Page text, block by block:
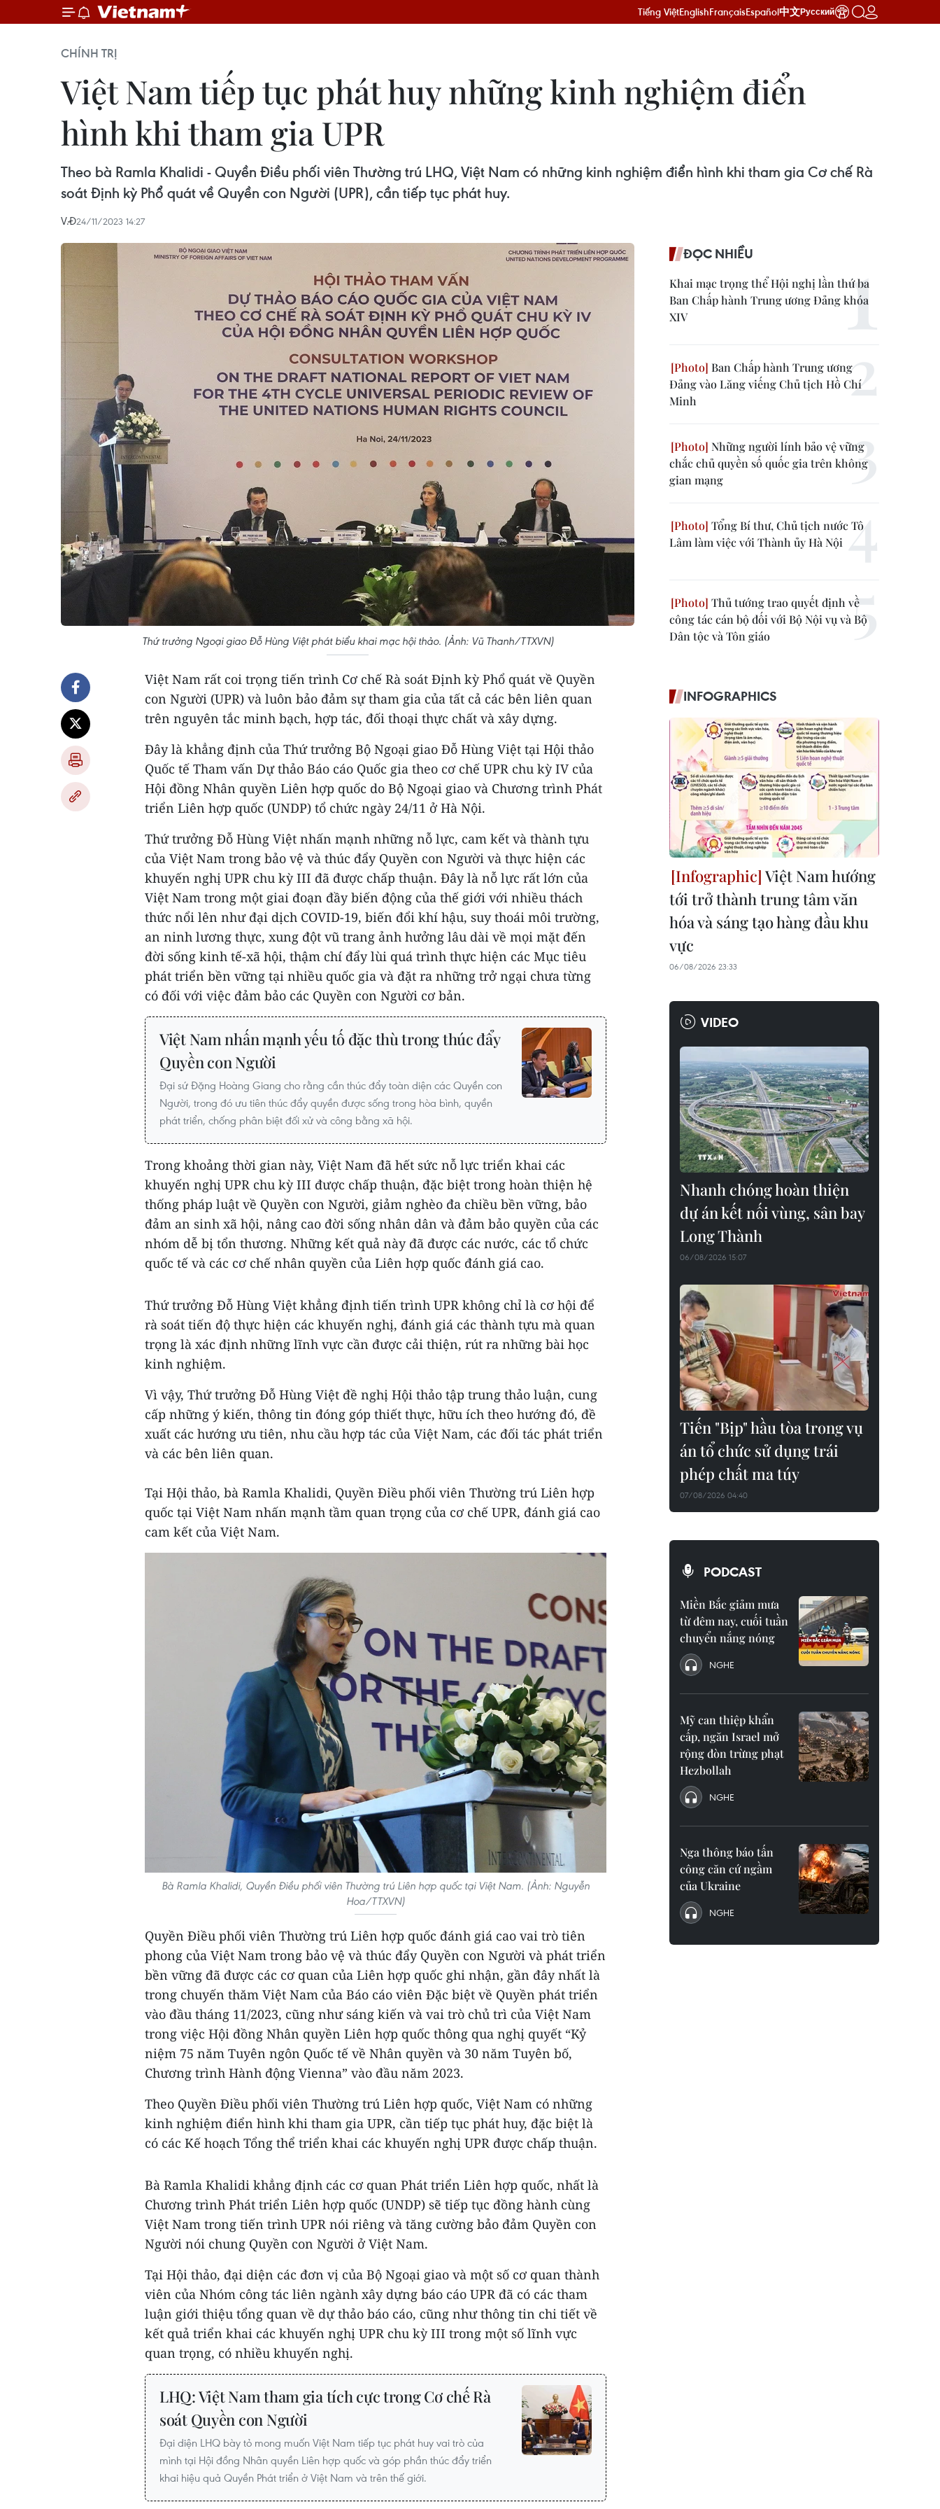
Tiếng ViệtEnglishFrançaisEspañol中文Русский
CHÍNH TRỊ
Việt Nam tiếp tục phát huy những kinh nghiệm điển
hình khi tham gia UPR
Theo bà Ramla Khalidi - Quyền Điều phối viên Thường trú LHQ, Việt Nam có những kinh nghiệm điển hình khi tham gia Cơ chế Rà
soát Định kỳ Phổ quát về Quyền con Người (UPR), cần tiếp tục phát huy.
V.Đ24/11/2023 14:27
Thứ trưởng Ngoại giao Đỗ Hùng Việt phát biểu khai mạc hội thảo. (Ảnh: Vũ Thanh/TTXVN)
Việt Nam rất coi trọng tiến trình Cơ chế Rà soát Định kỳ Phổ quát về Quyền
con Người (UPR) và luôn bảo đảm sự tham gia của tất cả các bên liên quan
trên nguyên tắc minh bạch, hợp tác, đối thoại thực chất và xây dựng.
Đây là khẳng định của Thứ trưởng Bộ Ngoại giao Đỗ Hùng Việt tại Hội thảo
Quốc tế Tham vấn Dự thảo Báo cáo Quốc gia theo cơ chế UPR chu kỳ IV của
Hội đồng Nhân quyền Liên hợp quốc do Bộ Ngoại giao và Chương trình Phát
triển Liên hợp quốc (UNDP) tổ chức ngày 24/11 ở Hà Nội.
Thứ trưởng Đỗ Hùng Việt nhấn mạnh những nỗ lực, cam kết và thành tựu
của Việt Nam trong bảo vệ và thúc đẩy Quyền con Người và thực hiện các
khuyến nghị UPR chu kỳ III đã được chấp thuận. Đây là nỗ lực rất lớn của
Việt Nam trong một giai đoạn đầy biến động của thế giới với nhiều thách
thức nổi lên như đại dịch COVID-19, biến đổi khí hậu, suy thoái môi trường,
an ninh lương thực, xung đột vũ trang ảnh hưởng lâu dài về mọi mặt đến
đời sống kinh tế-xã hội, thậm chí đẩy lùi quá trình thực hiện các Mục tiêu
phát triển bền vững tại nhiều quốc gia và đặt ra những trở ngại chưa từng
có đối với việc đảm bảo các Quyền con Người cơ bản.
Việt Nam nhấn mạnh yếu tố đặc thù trong thúc đẩy
Quyền con Người
Đại sứ Đặng Hoàng Giang cho rằng cần thúc đẩy toàn diện các Quyền con
Người, trong đó ưu tiên thúc đẩy quyền được sống trong hòa bình, quyền
phát triển, chống phân biệt đối xử và công bằng xã hội.
Trong khoảng thời gian này, Việt Nam đã hết sức nỗ lực triển khai các
khuyến nghị UPR chu kỳ III được chấp thuận, đặc biệt trong hoàn thiện hệ
thống pháp luật về Quyền con Người, giảm nghèo đa chiều bền vững, bảo
đảm an sinh xã hội, nâng cao đời sống nhân dân và đảm bảo quyền của các
nhóm dễ bị tổn thương. Những kết quả này đã được các nước, các tổ chức
quốc tế và các cơ chế nhân quyền của Liên hợp quốc đánh giá cao.
Thứ trưởng Đỗ Hùng Việt khẳng định tiến trình UPR không chỉ là cơ hội để
rà soát tiến độ thực hiện các khuyến nghị, đánh giá các thành tựu mà quan
trọng là xác định những lĩnh vực cần được cải thiện, rút ra những bài học
kinh nghiệm.
Vì vậy, Thứ trưởng Đỗ Hùng Việt đề nghị Hội thảo tập trung thảo luận, cung
cấp những ý kiến, thông tin đóng góp thiết thực, hữu ích theo hướng đó, đề
xuất các hướng ưu tiên, nhu cầu hợp tác của Việt Nam, các đối tác phát triển
và các bên liên quan.
Tại Hội thảo, bà Ramla Khalidi, Quyền Điều phối viên Thường trú Liên hợp
quốc tại Việt Nam nhấn mạnh tầm quan trọng của cơ chế UPR, đánh giá cao
cam kết của Việt Nam.
Bà Ramla Khalidi, Quyền Điều phối viên Thường trú Liên hợp quốc tại Việt Nam. (Ảnh: Nguyễn
Hoa/TTXVN)
Quyền Điều phối viên Thường trú Liên hợp quốc đánh giá cao vai trò tiên
phong của Việt Nam trong bảo vệ và thúc đẩy Quyền con Người và phát triển
bền vững đã được các cơ quan của Liên hợp quốc ghi nhận, gần đây nhất là
trong chuyến thăm Việt Nam của Báo cáo viên Đặc biệt về Quyền phát triển
vào đầu tháng 11/2023, cũng như sáng kiến và vai trò chủ trì của Việt Nam
trong việc Hội đồng Nhân quyền Liên hợp quốc thông qua nghị quyết “Kỷ
niệm 75 năm Tuyên ngôn Quốc tế về Nhân quyền và 30 năm Tuyên bố,
Chương trình Hành động Vienna” vào đầu năm 2023.
Theo Quyền Điều phối viên Thường trú Liên hợp quốc, Việt Nam có những
kinh nghiệm điển hình khi tham gia UPR, cần tiếp tục phát huy, đặc biệt là
có các Kế hoạch Tổng thể triển khai các khuyến nghị UPR được chấp thuận.
Bà Ramla Khalidi khẳng định các cơ quan Phát triển Liên hợp quốc, nhất là
Chương trình Phát triển Liên hợp quốc (UNDP) sẽ tiếp tục đồng hành cùng
Việt Nam trong tiến trình UPR nói riêng và tăng cường bảo đảm Quyền con
Người nói chung Quyền con Người ở Việt Nam.
Tại Hội thảo, đại diện các đơn vị của Bộ Ngoại giao và một số cơ quan thành
viên của Nhóm công tác liên ngành xây dựng báo cáo UPR đã có các tham
luận giới thiệu tổng quan về dự thảo báo cáo, cũng như thông tin chi tiết về
kết quả triển khai các khuyến nghị UPR chu kỳ III trong một số lĩnh vực
quan trọng, có nhiều khuyến nghị.
LHQ: Việt Nam tham gia tích cực trong Cơ chế Rà
soát Quyền con Người
Đại diện LHQ bày tỏ mong muốn Việt Nam tiếp tục phát huy vai trò của
mình tại Hội đồng Nhân quyền Liên hợp quốc và góp phần thúc đẩy triển
khai hiệu quả Quyền Phát triển ở Việt Nam và trên thế giới.
ĐỌC NHIỀU
Khai mạc trọng thể Hội nghị lần thứ ba
Ban Chấp hành Trung ương Đảng khóa
XIV
Ban Chấp hành Trung ương
Đảng vào Lăng viếng Chủ tịch Hồ Chí
Minh
Những người lính bảo vệ vững
chắc chủ quyền số quốc gia trên không
gian mạng
Tổng Bí thư, Chủ tịch nước Tô
Lâm làm việc với Thành ủy Hà Nội
Thủ tướng trao quyết định về
công tác cán bộ đối với Bộ Nội vụ và Bộ
Dân tộc và Tôn giáo
INFOGRAPHICS
Việt Nam hướng
tới trở thành trung tâm văn
hóa và sáng tạo hàng đầu khu
vực
06/08/2026 23:33
VIDEO
Nhanh chóng hoàn thiện
dự án kết nối vùng, sân bay
Long Thành
06/08/2026 15:07
Tiến "Bịp" hầu tòa trong vụ
án tổ chức sử dụng trái
phép chất ma túy
07/08/2026 04:40
PODCAST
Miền Bắc giảm mưa
từ đêm nay, cuối tuần
chuyển nắng nóng
NGHE
Mỹ can thiệp khẩn
cấp, ngăn Israel mở
rộng đòn trừng phạt
Hezbollah
NGHE
Nga thông báo tấn
công căn cứ ngầm
của Ukraine
NGHE